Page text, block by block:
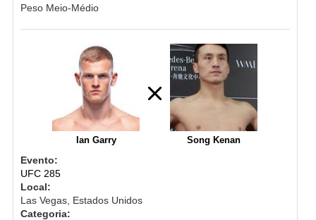
Peso Meio-Médio
Ian Garry Song Kenan
Evento:
UFC 285
Local:
Las Vegas, Estados Unidos
Categoria: